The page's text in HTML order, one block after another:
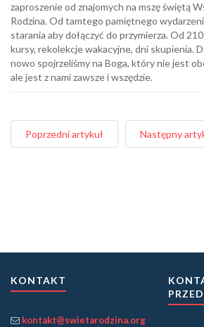
zaproszenie od znajomych na mszę świętą
Rodzina. Od tamtego pamiętnego
starania aby dołączyć do przymierza. Od
kursy, rekolekcje wakacyjne, dni skupienia.
nowo spojrzeliśmy na Boga, który nie jest
ale jest z nami zawsze i wszędzie.
Poprzedni artykuł Następny
KONTAKT
kontakt@swietarodzina.org